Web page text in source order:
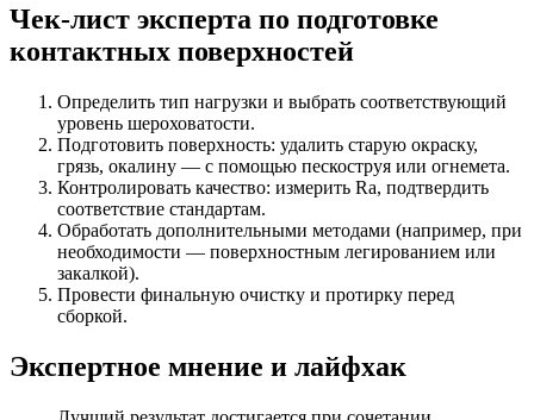
Чек-лист эксперта по подготовке
контактных поверхностей
Определить тип нагрузки и выбрать соответствующий
уровень шероховатости.
Подготовить поверхность: удалить старую окраску,
грязь, окалину — с помощью пескоструя или огнемета.
Контролировать качество: измерить Ra, подтвердить
соответствие стандартам.
Обработать дополнительными методами (например, при
необходимости — поверхностным легированием или
закалкой).
Провести финальную очистку и протирку перед
сборкой.
Экспертное мнение и лайфхак